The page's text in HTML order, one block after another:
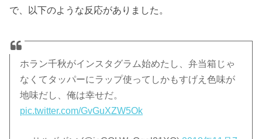
で、以下のような反応がありました。
ホラン千秋がインスタグラム始めたし、弁当箱じゃ
なくてタッパーにラップ使ってしかもすげえ色味が
地味だし、俺は幸せだ。
pic.twitter.com/GvGuXZW5Ok